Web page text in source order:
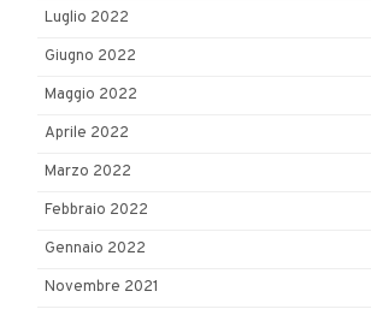
Luglio 2022
Giugno 2022
Maggio 2022
Aprile 2022
Marzo 2022
Febbraio 2022
Gennaio 2022
Novembre 2021